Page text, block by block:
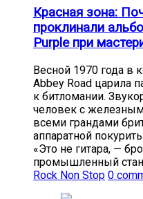
Красная зона:
проклинали
Purple при
Весной 1970 года в
Abbey Road царила
к битломании.
человек с
всеми грандами
аппаратной
«Это не гитара, —
промышленный
Rock Non Stop 0